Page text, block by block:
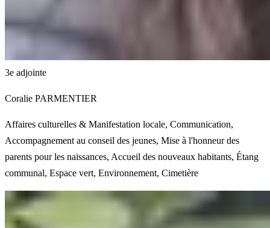
3e adjointe
Coralie PARMENTIER
Affaires culturelles & Manifestation locale, Communication,
Accompagnement au conseil des jeunes, Mise à l'honneur des
parents pour les naissances, Accueil des nouveaux habitants, Étang
communal, Espace vert, Environnement, Cimetière